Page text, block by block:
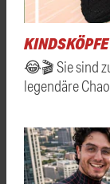
😂🎬 Sie sind
legendäre